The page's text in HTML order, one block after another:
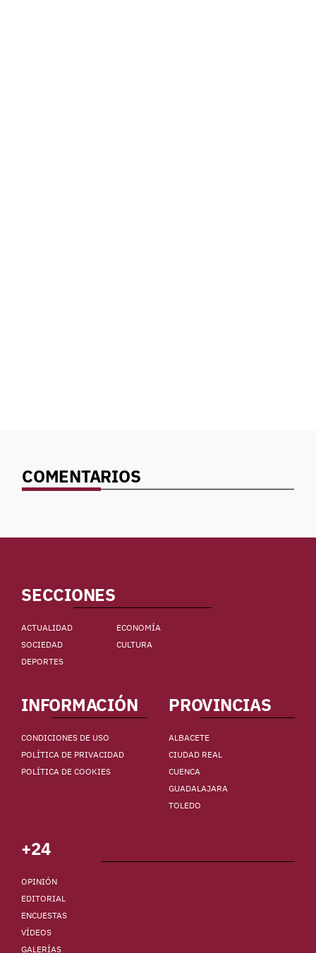
COMENTARIOS
SECCIONES
ACTUALIDAD
ECONOMÍA
SOCIEDAD
CULTURA
DEPORTES
INFORMACIÓN
CONDICIONES DE USO
POLÍTICA DE PRIVACIDAD
POLÍTICA DE COOKIES
PROVINCIAS
ALBACETE
CIUDAD REAL
CUENCA
GUADALAJARA
TOLEDO
+24
OPINIÓN
EDITORIAL
ENCUESTAS
VÍDEOS
GALERÍAS